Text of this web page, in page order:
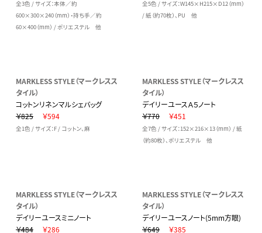
全3色 / サイズ：本体／約
600×300×240（mm）・持ち手／約
60×400（mm） / ポリエステル 他
全5色 / サイズ：W145×H215×D12（mm）
/ 紙（約70枚）、PU 他
MARKLESS STYLE（マークレスス
タイル）
コットンリネンマルシェバッグ
￥825
￥594
全1色 / サイズ：F / コットン、麻
MARKLESS STYLE（マークレスス
タイル）
デイリーユースＡ５ノート
￥770
￥451
全7色 / サイズ：152×216×13（mm） / 紙
（約80枚）、ポリエステル 他
MARKLESS STYLE（マークレスス
タイル）
デイリーユースミニノート
￥484
￥286
MARKLESS STYLE（マークレスス
タイル）
デイリーユースノート(5mm方眼)
￥649
￥385